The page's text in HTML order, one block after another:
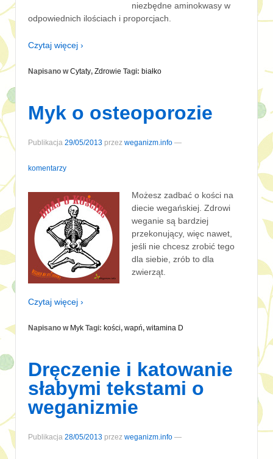
niezbędne aminokwasy w
odpowiednich ilościach i proporcjach.
Czytaj więcej ›
Napisano wCytaty, Zdrowie Tagi: białko
Myk o osteoporozie
Publikacja 29/05/2013 przez weganizm.info —
komentarzy
Możesz zadbać o kości na
diecie wegańskiej. Zdrowi
weganie są bardziej
przekonujący, więc nawet,
jeśli nie chcesz zrobić tego
dla siebie, zrób to dla
zwierząt.
Czytaj więcej ›
Napisano w Myk Tagi: kości, wapń, witamina D
Dręczenie i katowanie
słabymi tekstami o
weganizmie
Publikacja 28/05/2013 przez weganizm.info —